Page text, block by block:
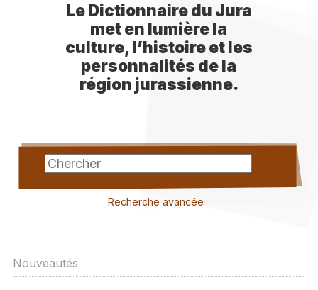
Le Dictionnaire du Jura
met en lumière la
culture, l’histoire et les
personnalités de la
région jurassienne.
Recherche avancée
Nouveautés